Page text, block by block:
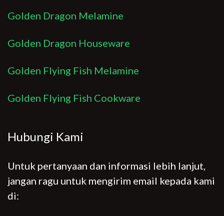
Golden Dragon Melamine
Golden Dragon Houseware
Golden Flying Fish Melamine
Golden Flying Fish Cookware
Hubungi Kami
Untuk pertanyaan dan informasi lebih lanjut,
jangan ragu untuk mengirim email kepada kami
di: